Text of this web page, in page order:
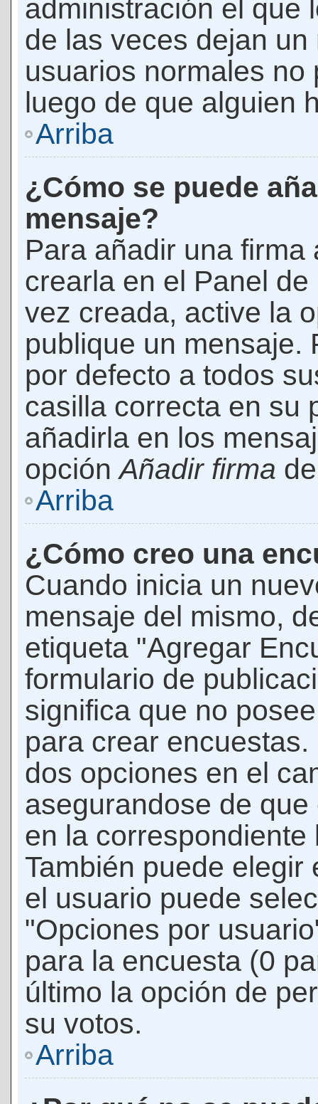
administración el que
de las veces dejan
usuarios normales
luego de que alguien
Arriba
¿Cómo se puede
mensaje?
Para añadir una
crearla en el Panel
vez creada, active la
publique un mensaje.
por defecto a todos
casilla correcta en su
añadirla en los
opciónAñadir firma
Arriba
¿Cómo creo una
Cuando inicia un
mensaje del mismo,
etiqueta "Agregar
formulario de
significa que no
para crear
dos opciones en el
asegurandose de
en la
También puede
el usuario puede
"Opciones por
para la encuesta (0
último la opción de
su votos.
Arriba